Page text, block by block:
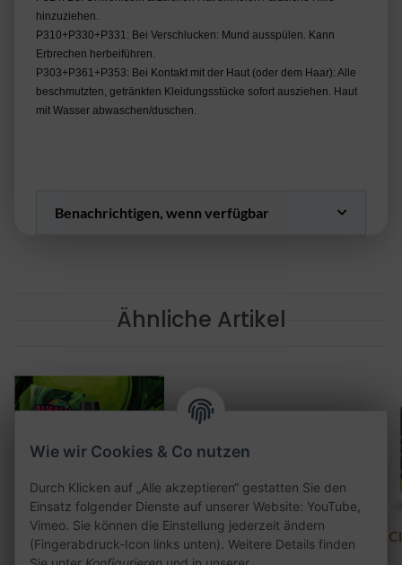
hinzuziehen.
P310+P330+P331: Bei Verschlucken: Mund ausspülen. Kann
Erbrechen herbeiführen.
P303+P361+P353: Bei Kontakt mit der Haut (oder dem Haar): Alle
beschmutzten, getränkten Kleidungsstücke sofort ausziehen. Haut
mit Wasser abwaschen/duschen.
Benachrichtigen, wenn verfügbar
Ähnliche Artikel
Al Massiva Liquid -
Sommer in Beirut 17mg
Elfbar Mate 500 Pod
2er Pack - Blue Razz
Wie wir Cookies & Co nutzen
Durch Klicken auf „Alle akzeptieren“ gestatten Sie den
Einsatz folgender Dienste auf unserer Website: YouTube,
Vimeo. Sie können die Einstellung jederzeit ändern
(Fingerabdruck-Icon links unten). Weitere Details finden